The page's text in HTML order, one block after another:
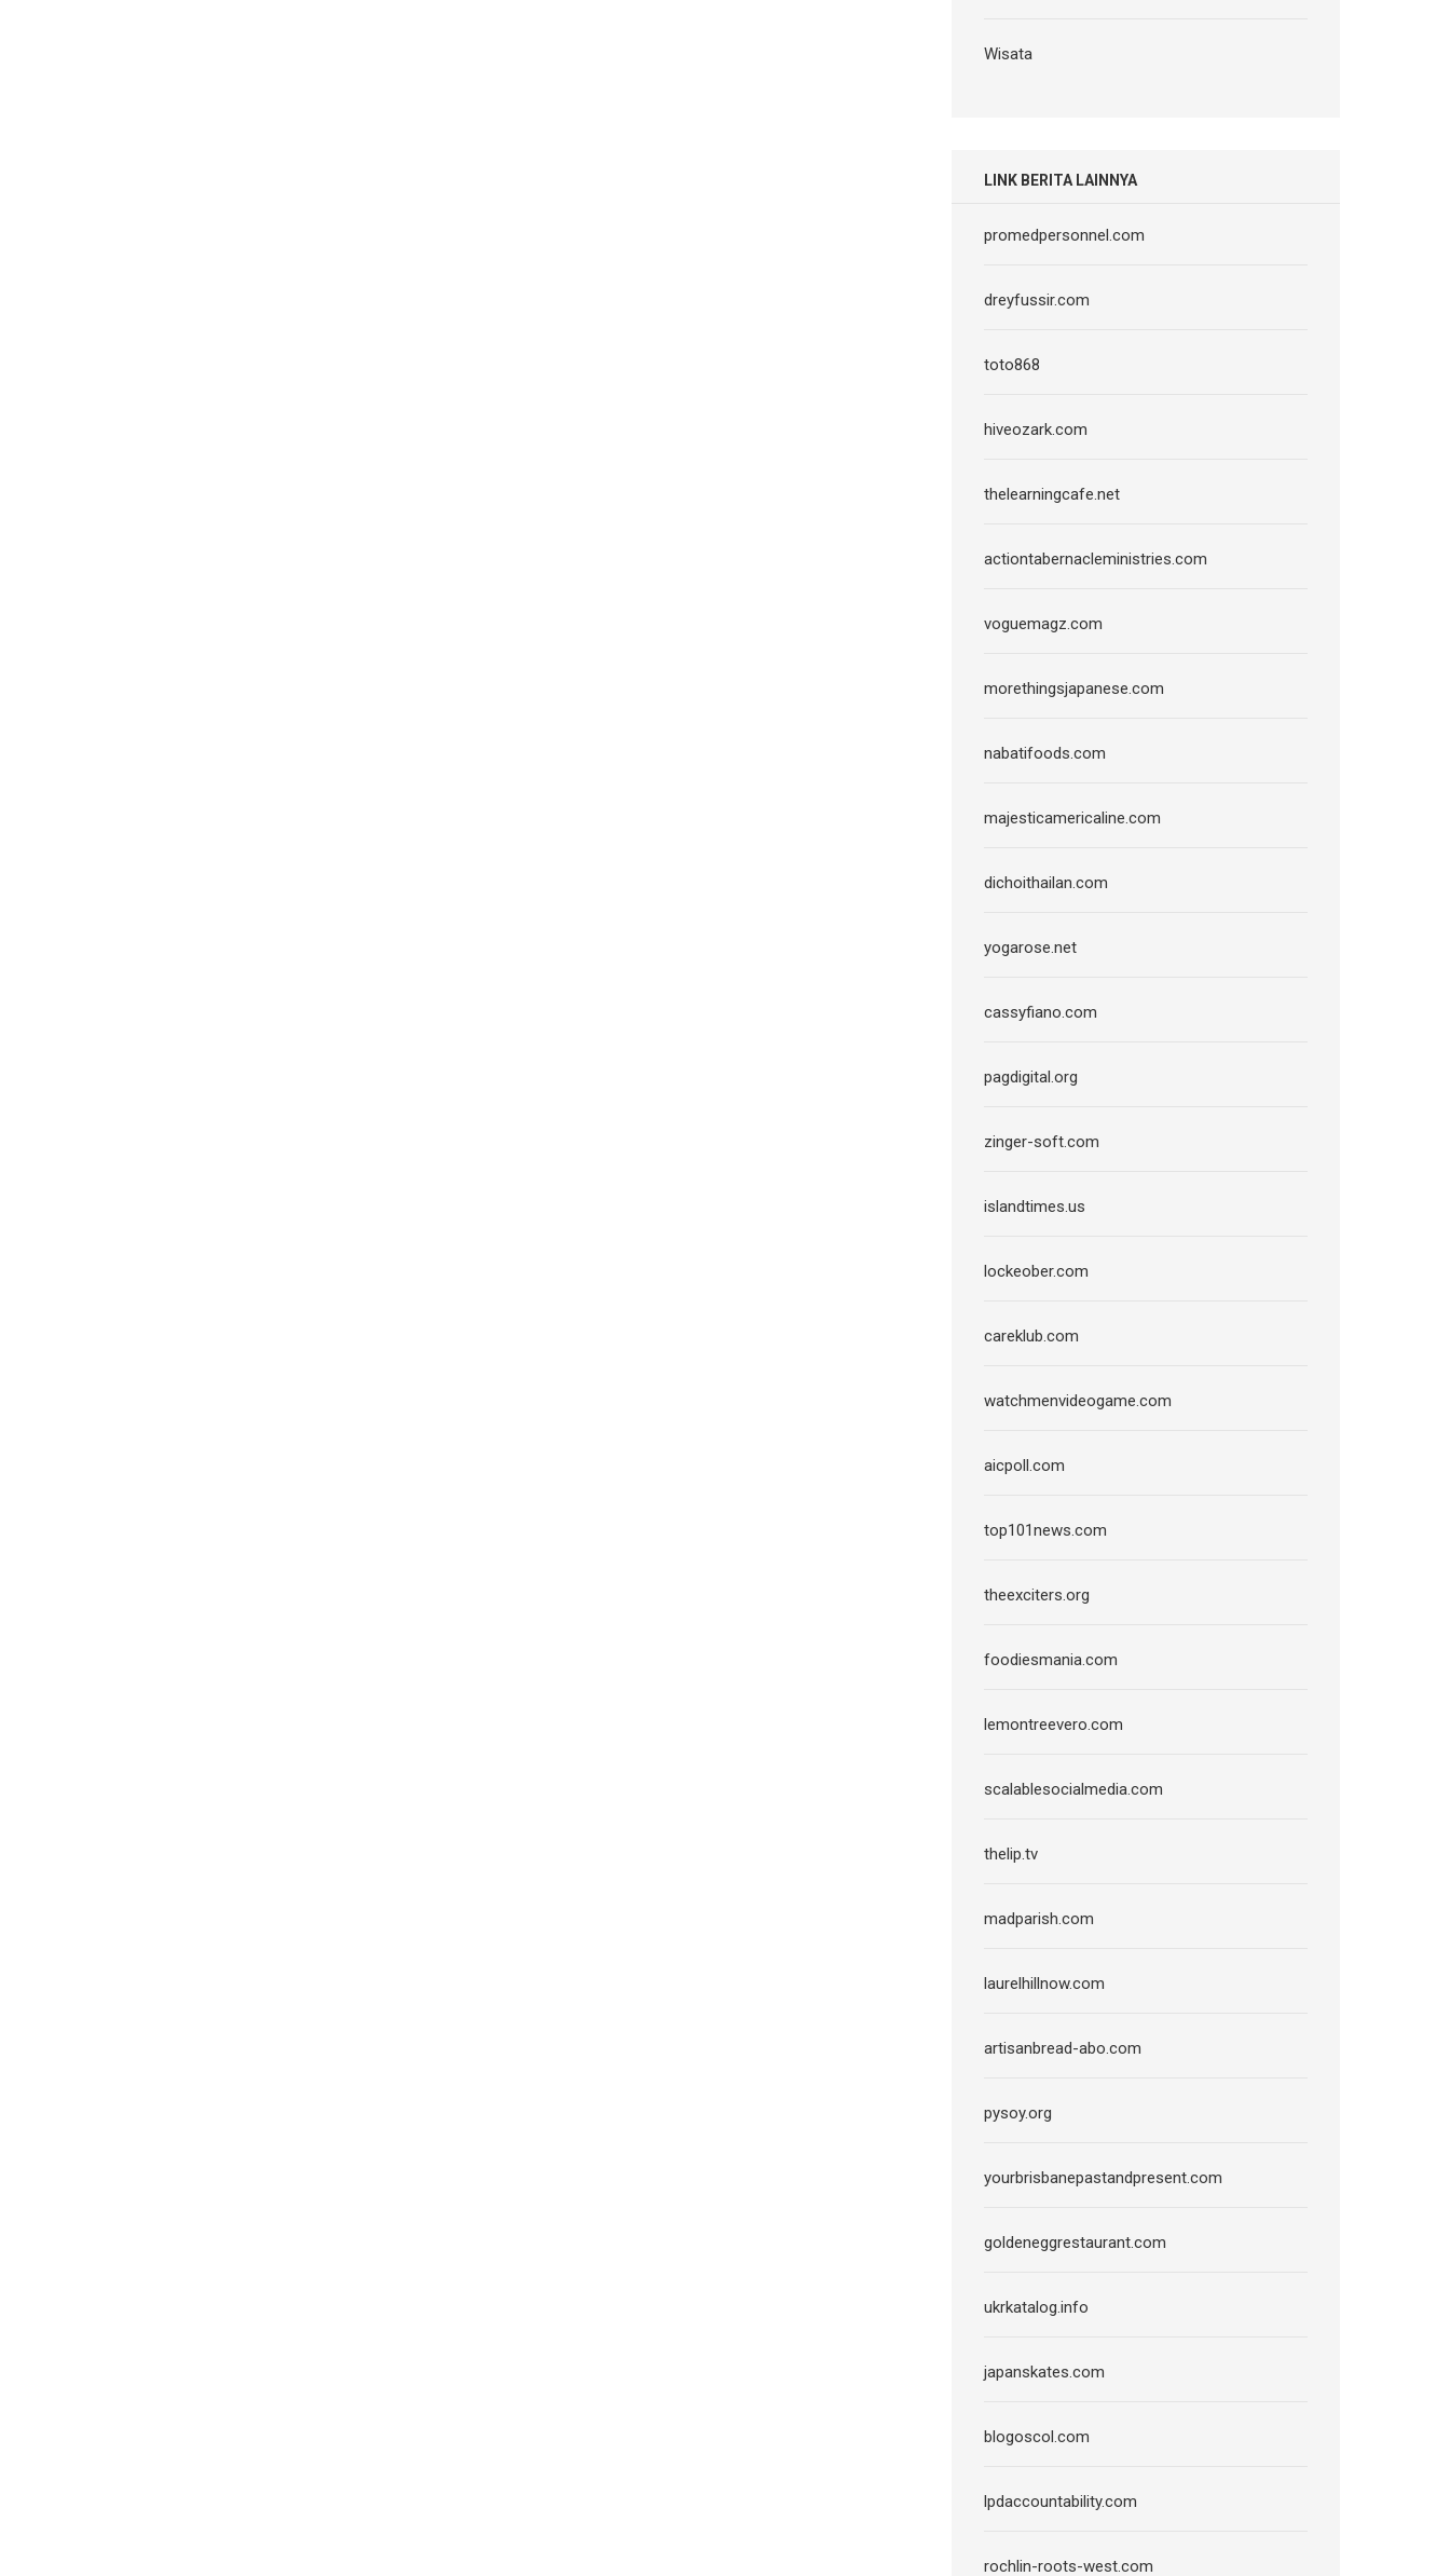
Wisata
LINK BERITA LAINNYA
promedpersonnel.com
dreyfussir.com
toto868
hiveozark.com
thelearningcafe.net
actiontabernacleministries.com
voguemagz.com
morethingsjapanese.com
nabatifoods.com
majesticamericaline.com
dichoithailan.com
yogarose.net
cassyfiano.com
pagdigital.org
zinger-soft.com
islandtimes.us
lockeober.com
careklub.com
watchmenvideogame.com
aicpoll.com
top101news.com
theexciters.org
foodiesmania.com
lemontreevero.com
scalablesocialmedia.com
thelip.tv
madparish.com
laurelhillnow.com
artisanbread-abo.com
pysoy.org
yourbrisbanepastandpresent.com
goldeneggrestaurant.com
ukrkatalog.info
japanskates.com
blogoscol.com
lpdaccountability.com
rochlin-roots-west.com